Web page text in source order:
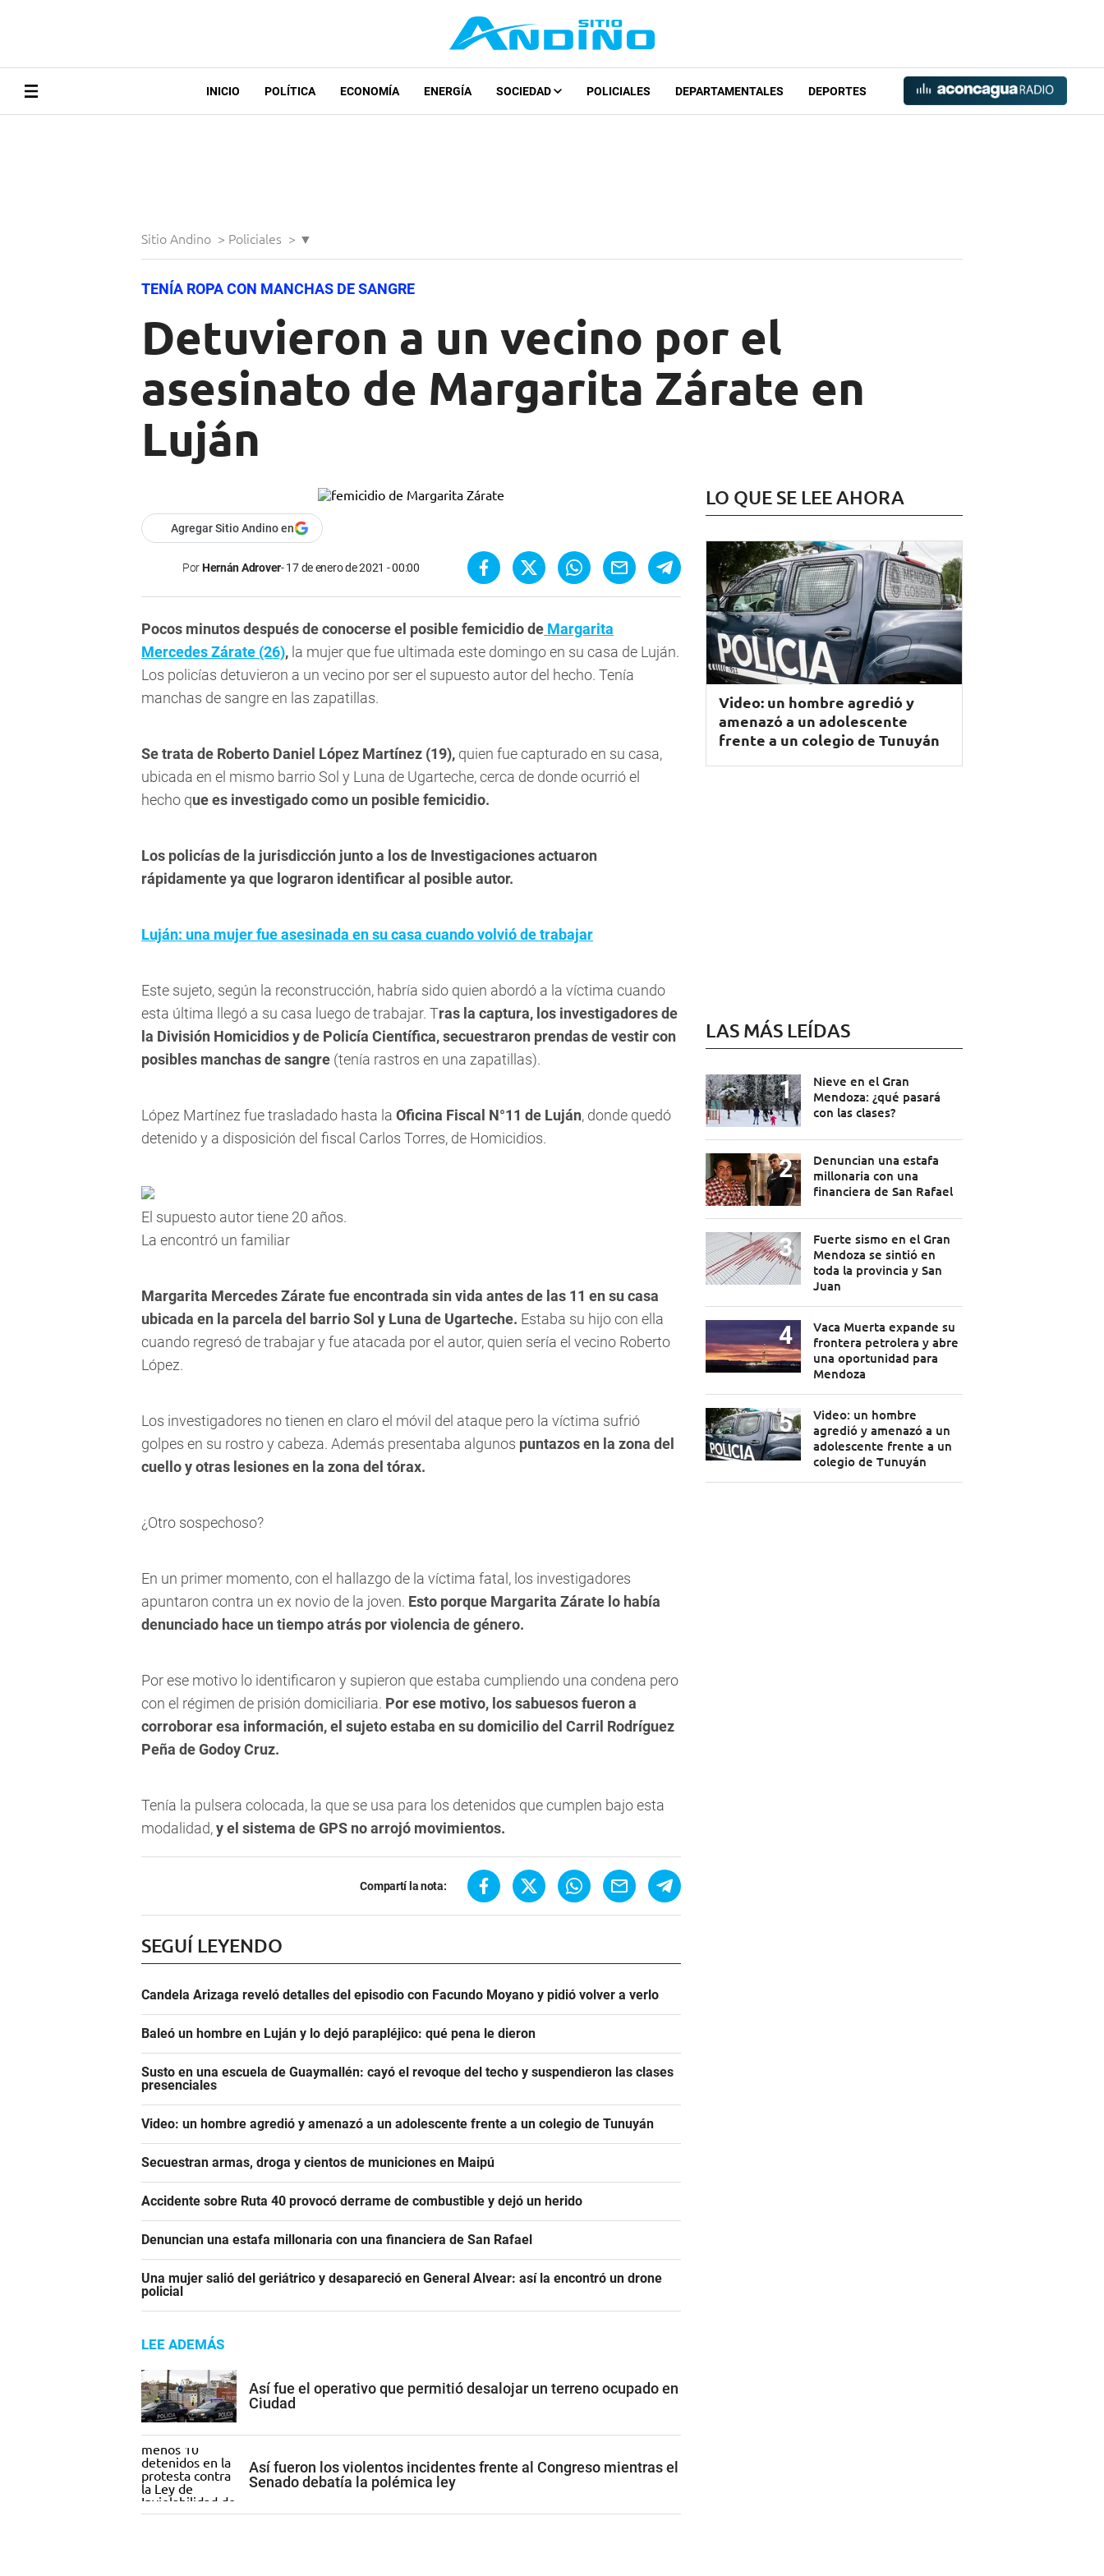
INICIO POLÍTICA ECONOMÍA ENERGÍA SOCIEDAD POLICIALES DEPARTAMENTALES DEPORTES
Sitio Andino > Policiales > ▼
TENÍA ROPA CON MANCHAS DE SANGRE
Detuvieron a un vecino por el
asesinato de Margarita Zárate en
Luján
Agregar Sitio Andino en
PorHernán Adrover 17 de enero de 2021 - 00:00
Pocos minutos después de conocerse el posible femicidio de Margarita
Mercedes Zárate (26), la mujer que fue ultimada este domingo en su casa de Luján.
Los policías detuvieron a un vecino por ser el supuesto autor del hecho. Tenía
manchas de sangre en las zapatillas.
Se trata de Roberto Daniel López Martínez (19), quien fue capturado en su casa,
ubicada en el mismo barrio Sol y Luna de Ugarteche, cerca de donde ocurrió el
hecho que es investigado como un posible femicidio.
Los policías de la jurisdicción junto a los de Investigaciones actuaron
rápidamente ya que lograron identificar al posible autor.
Luján: una mujer fue asesinada en su casa cuando volvió de trabajar
Este sujeto, según la reconstrucción, habría sido quien abordó a la víctima cuando
esta última llegó a su casa luego de trabajar. Tras la captura, los investigadores de
la División Homicidios y de Policía Científica,secuestraron prendas de vestir con
posibles manchas de sangre (tenía rastros en una zapatillas).
López Martínez fue trasladado hasta la Oficina Fiscal N°11 de Luján, donde quedó
detenido y a disposición del fiscal Carlos Torres, de Homicidios.
El supuesto autor tiene 20 años.
La encontró un familiar
Margarita Mercedes Zárate fue encontrada sin vida antes de las 11 en su casa
ubicada en la parcela del barrio Sol y Luna de Ugarteche. Estaba su hijo con ella
cuando regresó de trabajar y fue atacada por el autor, quien sería el vecino Roberto
López.
Los investigadores no tienen en claro el móvil del ataque pero la víctima sufrió
golpes en su rostro y cabeza. Además presentaba algunos puntazos en la zona del
cuello y otras lesiones en la zona del tórax.
¿Otro sospechoso?
En un primer momento, con el hallazgo de la víctima fatal, los investigadores
apuntaron contra un ex novio de la joven. Esto porque Margarita Zárate lo había
denunciado hace un tiempo atrás por violencia de género.
Por ese motivo lo identificaron y supieron que estaba cumpliendo una condena pero
con el régimen de prisión domiciliaria. Por ese motivo, los sabuesos fueron a
corroborar esa información, el sujeto estaba en su domicilio del Carril Rodríguez
Peña de Godoy Cruz.
Tenía la pulsera colocada, la que se usa para los detenidos que cumplen bajo esta
modalidad,y el sistema de GPS no arrojó movimientos.
Compartí la nota:
SEGUÍ LEYENDO
Candela Arizaga reveló detalles del episodio con Facundo Moyano y pidió volver a verlo
Baleó un hombre en Luján y lo dejó parapléjico: qué pena le dieron
Susto en una escuela de Guaymallén: cayó el revoque del techo y suspendieron las clases
presenciales
Video: un hombre agredió y amenazó a un adolescente frente a un colegio de Tunuyán
Secuestran armas, droga y cientos de municiones en Maipú
Accidente sobre Ruta 40 provocó derrame de combustible y dejó un herido
Denuncian una estafa millonaria con una financiera de San Rafael
Una mujer salió del geriátrico y desapareció en General Alvear: así la encontró un drone
policial
LEE ADEMÁS
Así fue el operativo que permitió desalojar un terreno ocupado en
Ciudad
Así fueron los violentos incidentes frente al Congreso mientras el
Senado debatía la polémica ley
LO QUE SE LEE AHORA
Video: un hombre agredió y
amenazó a un adolescente
frente a un colegio de Tunuyán
LAS MÁS LEÍDAS
Nieve en el Gran
Mendoza: ¿qué pasará
con las clases?
Denuncian una estafa
millonaria con una
financiera de San Rafael
Fuerte sismo en el Gran
Mendoza se sintió en
toda la provincia y San
Juan
Vaca Muerta expande su
frontera petrolera y abre
una oportunidad para
Mendoza
Video: un hombre
agredió y amenazó a un
adolescente frente a un
colegio de Tunuyán